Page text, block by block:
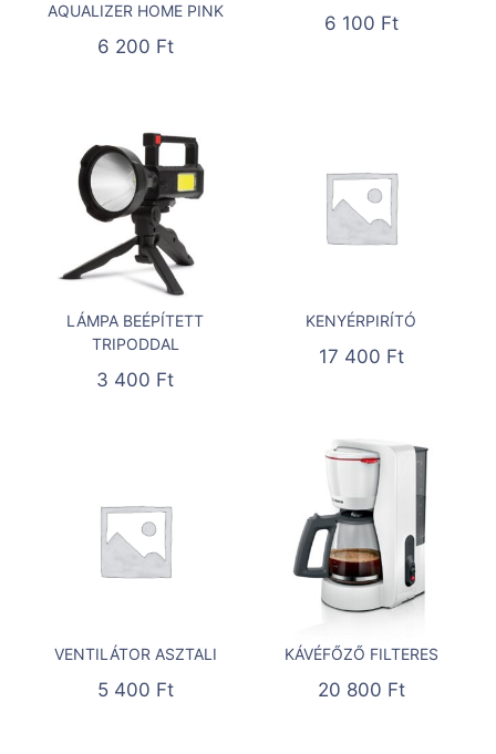
AQUALIZER HOME PINK
6 200 Ft
6 100 Ft
LÁMPA BEÉPÍTETT
TRIPODDAL
3 400 Ft
KENYÉRPIRÍTÓ
17 400 Ft
VENTILÁTOR ASZTALI
5 400 Ft
KÁVÉFŐZŐ FILTERES
20 800 Ft